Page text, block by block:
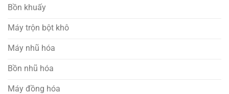
Bồn khuấy
Máy trộn bột khô
Máy nhũ hóa
Bồn nhũ hóa
Máy đồng hóa